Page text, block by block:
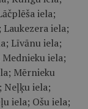
iela;
iela;
Līvānu iela;
iela;
Mērnieku
Neļķu iela;
iela; Ošu iela;